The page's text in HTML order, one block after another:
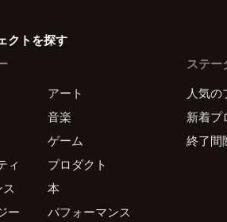
クトを探す
アート
音楽
ゲーム
ィ
プロダクト
本
ー
パフォーマンス
ステー
人気の
新着プ
終了間